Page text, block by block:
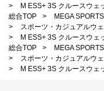
>
M ESS+ 3S クルースウェ
総合TOP
> MEGA SPORTS
>
スポーツ・カジュアルウ
>
M ESS+ 3S クルースウェ
総合TOP
> MEGA SPORTS
>
スポーツ・カジュアルウ
>
M ESS+ 3S クルースウェ